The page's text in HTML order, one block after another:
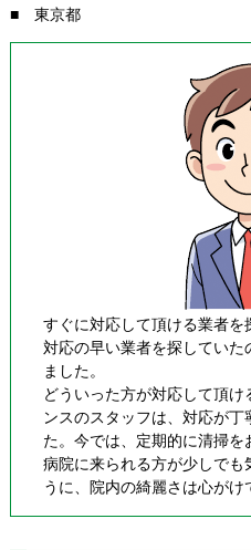
■ 東京都
すぐに対応して頂ける業者を
対応の早い業者を探していた
ました。
どういった方が対応して頂
ンスのスタッフは、対応が
た。今では、定期的に清掃を
病院に来られる方が少しでも
うに、院内の綺麗さは心がけ